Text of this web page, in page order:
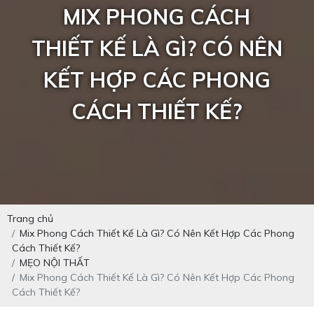
MIX PHONG CÁCH
THIẾT KẾ LÀ GÌ? CÓ NÊN
KẾT HỢP CÁC PHONG
CÁCH THIẾT KẾ?
Trang chủ
Mix Phong Cách Thiết Kế Là Gì? Có Nên Kết Hợp Các Phong
Cách Thiết Kế?
MẸO NỘI THẤT
Mix Phong Cách Thiết Kế Là Gì? Có Nên Kết Hợp Các Phong
Cách Thiết Kế?